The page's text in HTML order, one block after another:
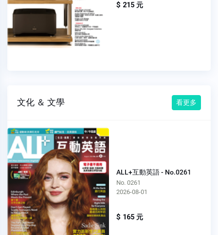
$ 215 元
文化 ＆ 文學 看更多
ALL+互動英語 - No.0261
No. 0261
2026-08-01
$ 165 元